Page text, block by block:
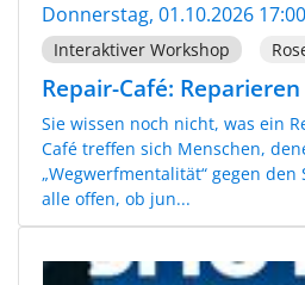
Donnerstag, 01.10.2026
Interaktiver Workshop
Repair-Café:
Sie wissen noch nicht, was ein
Café treffen sich Menschen,
„Wegwerfmentalität“ gegen
alle offen, ob jun...